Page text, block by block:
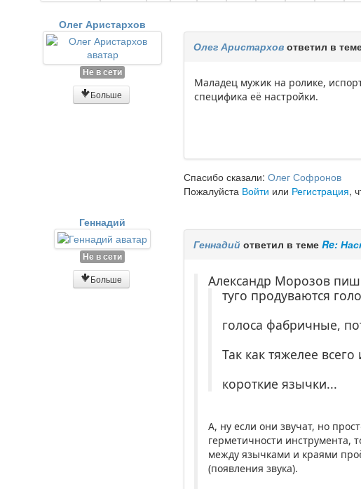
Олег Аристархов
Не в сети
Больше
Олег Аристархов ответил в
Маладец мужик на ролике,
специфика её настройки.
Спасибо сказали:Олег Софронов
Пожалуйста Войти или Регистрация,
Геннадий
Не в сети
Больше
Геннадий ответил в темеRe:
Александр Морозов
туго продуваются
голоса фабричные,
Так как тяжелее
короткие язычки...
А, ну если они звучат, но
герметичности инструмента,
между язычками и краями
(появления звука).